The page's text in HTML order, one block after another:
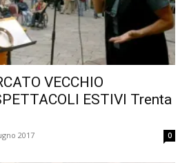
VECCHIO
ESTIVI Trenta
2017 0